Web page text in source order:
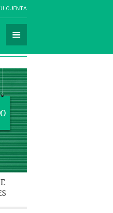
CUENTA